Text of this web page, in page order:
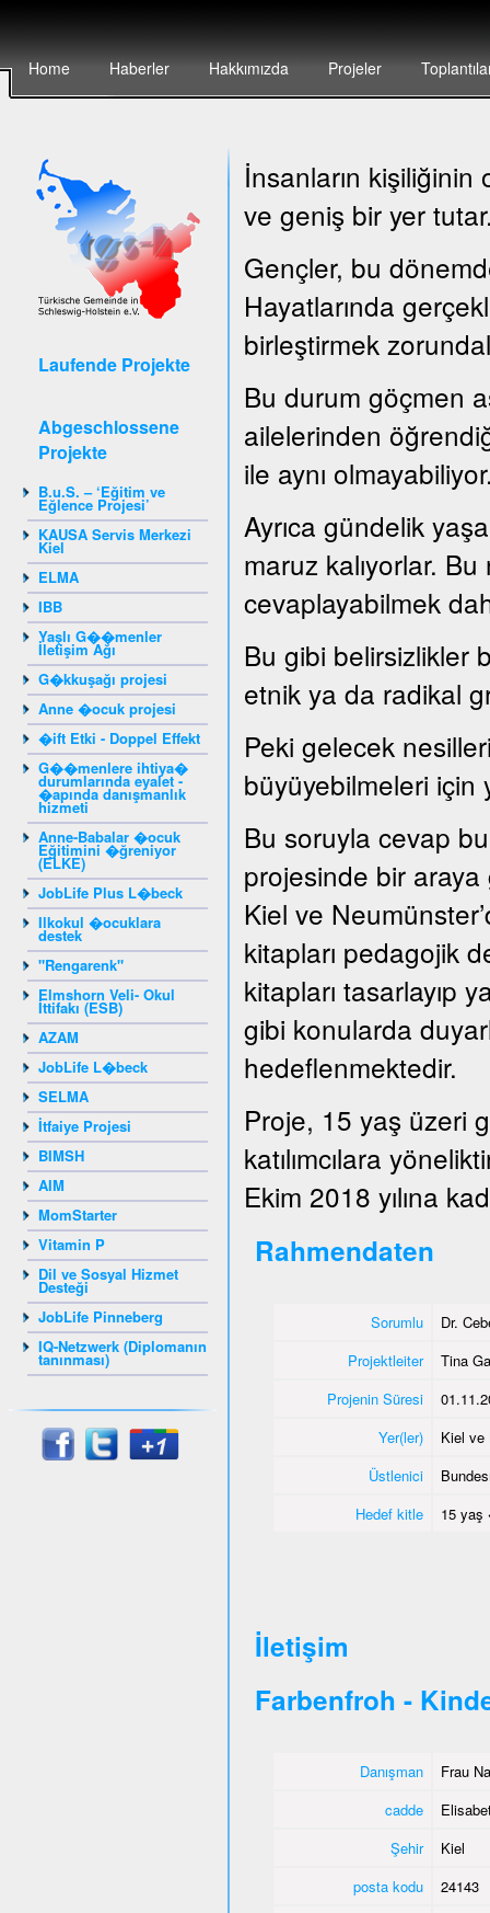
Home Haberler Hakkımızda Projeler
Laufende Projekte
Abgeschlossene
Projekte
B.u.S. – ‘Eğitim ve
Eğlence Projesi’
KAUSA Servis Merkezi
Kiel
ELMA
IBB
Yaşlı G��menler
İletişim Ağı
G�kkuşağı projesi
Anne �ocuk projesi
�ift Etki - Doppel Effekt
G��menlere ihtiya�
durumlarında eyalet -
�apında danışmanlık
hizmeti
Anne-Babalar �ocuk
Eğitimini �ğreniyor
(ELKE)
JobLife Plus L�beck
Ilkokul �ocuklara
destek
"Rengarenk"
Elmshorn Veli- Okul
İttifakı (ESB)
AZAM
JobLife L�beck
SELMA
İtfaiye Projesi
BIMSH
AIM
MomStarter
Vitamin P
Dil ve Sosyal Hizmet
Desteği
JobLife Pinneberg
IQ-Netzwerk (Diplomanın
tanınması)
İnsanların
ve geniş bir yer
Gençler, bu
Hayatlarında
birleştirmek
Bu durum göçmen
ailelerinden
ile aynı
Ayrıca gündelik
maruz kalıyorlar.
cevaplayabilmek
Bu gibi belirsizlikler
etnik ya da radikal
Peki gelecek
büyüyebilmeleri için
Bu soruyla cevap
projesinde bir araya
Kiel ve
kitapları pedagojik
kitapları tasarlayıp
gibi konularda
hedeflenmektedir.
Proje, 15 yaş üzeri
katılımcılara
Ekim 2018 yılına
Rahmendaten
Sorumlu
Dr.
Projektleiter
Tina
Projenin Süresi
Yer(ler)
Kiel
Üstlenici
Hedef kitle
15 yaş
İletişim
Farbenfroh -
Danışman
Frau
cadde
Şehir
Kiel
posta kodu
24143